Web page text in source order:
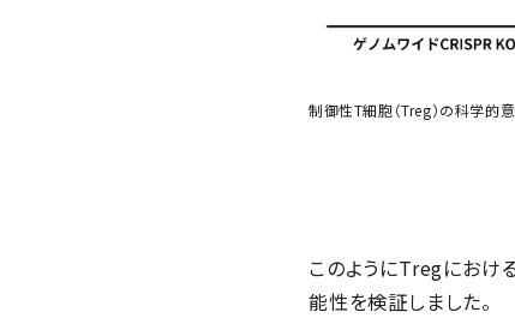
制御性T細胞（Treg）の科学的
このようにTregにおけ
能性を検証しました。